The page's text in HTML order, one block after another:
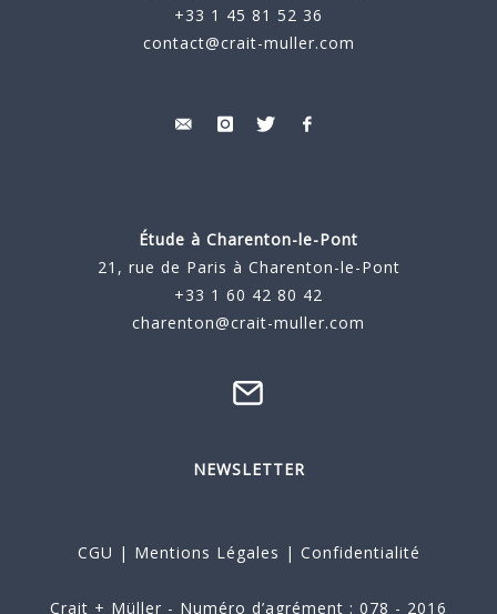
+33 1 45 81 52 36
contact@crait-muller.com
Étude à Charenton-le-Pont
21, rue de Paris à Charenton-le-Pont
+33 1 60 42 80 42
charenton@crait-muller.com
NEWSLETTER
CGU | Mentions Légales | Confidentialité
Crait + Müller - Numéro d’agrément : 078 - 2016